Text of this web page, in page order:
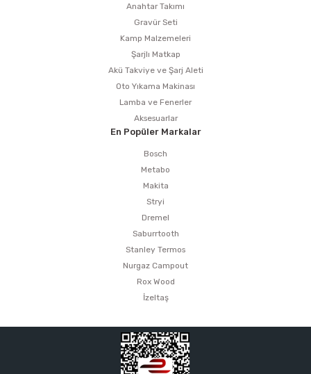
Anahtar Takımı
Gravür Seti
Kamp Malzemeleri
Şarjlı Matkap
Akü Takviye ve Şarj Aleti
Oto Yıkama Makinası
Lamba ve Fenerler
Aksesuarlar
En Popüler Markalar
Bosch
Metabo
Makita
Stryi
Dremel
Saburrtooth
Stanley Termos
Nurgaz Campout
Rox Wood
İzeltaş